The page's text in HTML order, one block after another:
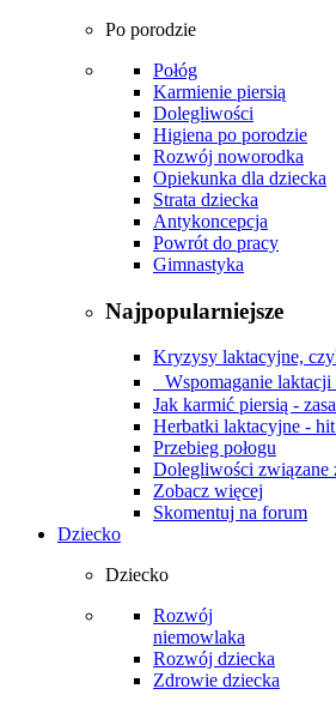
Po porodzie
Połóg
Karmienie piersią
Dolegliwości
Higiena po porodzie
Rozwój noworodka
Opiekunka dla dziecka
Strata dziecka
Antykoncepcja
Powrót do pracy
Gimnastyka
Najpopularniejsze
Kryzysy laktacyjne,
Wspomaganie
Jak karmić piersią -
Herbatki laktacyjne -
Przebieg połogu
Dolegliwości związane
Zobacz więcej
Skomentuj na forum
Dziecko
Dziecko
Rozwój
niemowlaka
Rozwój dziecka
Zdrowie dziecka